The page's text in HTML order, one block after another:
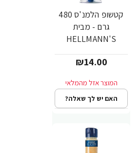
קטשופ הלמנ'ס 480
גרם - מבית
HELLMANN'S
₪14.00
האם יש לך שאלה?